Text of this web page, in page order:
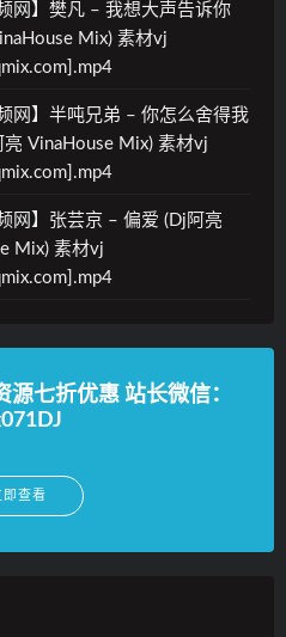
网】樊凡 – 我想大声告诉你
Mix) 素材vj
网】半吨兄弟 – 你怎么舍得我
亮 VinaHouse Mix) 素材vj
网】张芸京 – 偏爱 (Dj阿亮
Mix) 素材vj
七折优惠 站长微信：
即查看